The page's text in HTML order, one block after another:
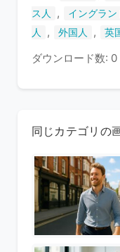
ス人
, イングラン
人
, 外国人 , 英
ダウンロード数: 0
同じカテゴリの